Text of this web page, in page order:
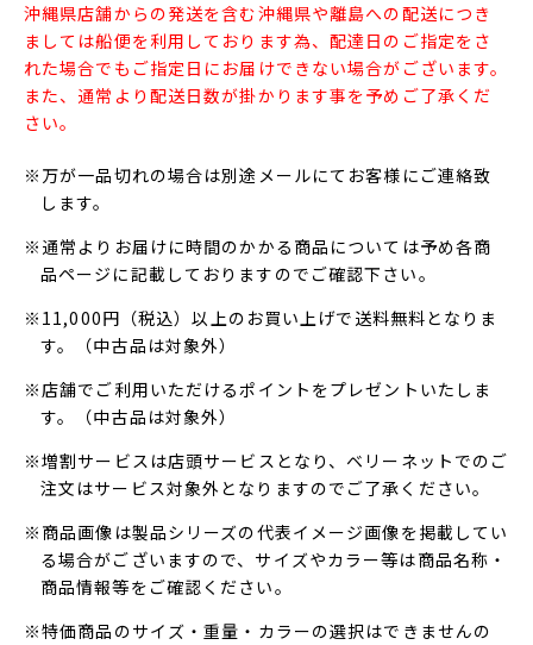
沖縄県店舗からの発送を含む沖縄県や離島への配送につき
ましては船便を利用しております為、配達日のご指定をさ
れた場合でもご指定日にお届けできない場合がございます。
また、通常より配送日数が掛かります事を予めご了承くだ
さい。
※万が一品切れの場合は別途メールにてお客様にご連絡致
します。
※通常よりお届けに時間のかかる商品については予め各商
品ページに記載しておりますのでご確認下さい。
※11,000円（税込）以上のお買い上げで送料無料となりま
す。（中古品は対象外）
※店舗でご利用いただけるポイントをプレゼントいたしま
す。（中古品は対象外）
※増割サービスは店頭サービスとなり、ベリーネットでのご
注文はサービス対象外となりますのでご了承ください。
※商品画像は製品シリーズの代表イメージ画像を掲載してい
る場合がございますので、サイズやカラー等は商品名称・
商品情報等をご確認ください。
※特価商品のサイズ・重量・カラーの選択はできませんの